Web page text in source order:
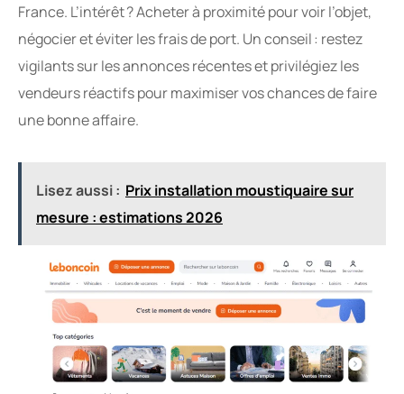
France. L’intérêt ? Acheter à proximité pour voir l’objet,
négocier et éviter les frais de port. Un conseil : restez
vigilants sur les annonces récentes et privilégiez les
vendeurs réactifs pour maximiser vos chances de faire
une bonne affaire.
Lisez aussi : Prix installation moustiquaire sur
mesure : estimations 2026